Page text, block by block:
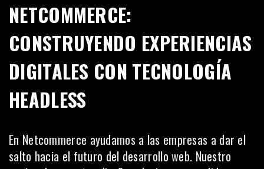
NETCOMMERCE:
CONSTRUYENDO EXPERIENCIAS
DIGITALES CON TECNOLOGÍA
HEADLESS
En Netcommerce ayudamos a las empresas a dar el
salto hacia el futuro del desarrollo web. Nuestro